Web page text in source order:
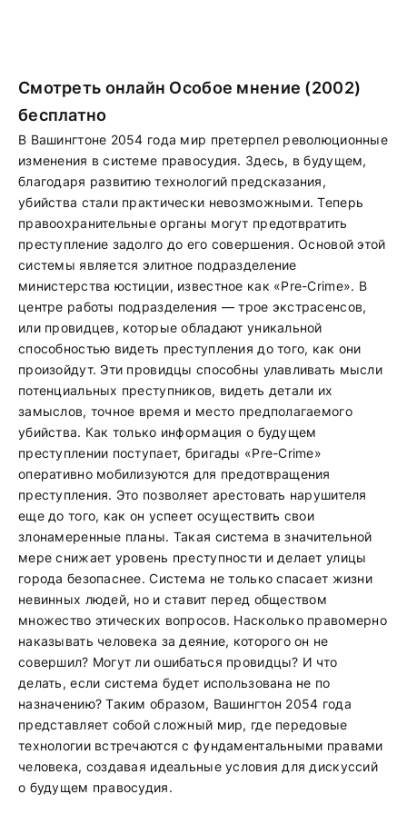
Смотреть онлайн Особое мнение (2002)
бесплатно
В Вашингтоне 2054 года мир претерпел революционные
изменения в системе правосудия. Здесь, в будущем,
благодаря развитию технологий предсказания,
убийства стали практически невозможными. Теперь
правоохранительные органы могут предотвратить
преступление задолго до его совершения. Основой этой
системы является элитное подразделение
министерства юстиции, известное как «Pre-Crime». В
центре работы подразделения — трое экстрасенсов,
или провидцев, которые обладают уникальной
способностью видеть преступления до того, как они
произойдут. Эти провидцы способны улавливать мысли
потенциальных преступников, видеть детали их
замыслов, точное время и место предполагаемого
убийства. Как только информация о будущем
преступлении поступает, бригады «Pre-Crime»
оперативно мобилизуются для предотвращения
преступления. Это позволяет арестовать нарушителя
еще до того, как он успеет осуществить свои
злонамеренные планы. Такая система в значительной
мере снижает уровень преступности и делает улицы
города безопаснее. Система не только спасает жизни
невинных людей, но и ставит перед обществом
множество этических вопросов. Насколько правомерно
наказывать человека за деяние, которого он не
совершил? Могут ли ошибаться провидцы? И что
делать, если система будет использована не по
назначению? Таким образом, Вашингтон 2054 года
представляет собой сложный мир, где передовые
технологии встречаются с фундаментальными правами
человека, создавая идеальные условия для дискуссий
о будущем правосудия.